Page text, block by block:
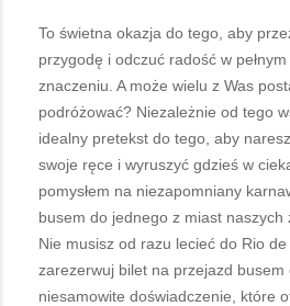
To świetna okazja do tego, aby
przygodę i odczuć radość w
znaczeniu. A może wielu z Was
podróżować? Niezależnie od tego
idealny pretekst do tego, aby
swoje ręce i wyruszyć gdzieś w
pomysłem na niezapomniany
busem do jednego z miast naszych
Nie musisz od razu lecieć do Rio
zarezerwuj bilet na przejazd busem
niesamowite doświadczenie, które